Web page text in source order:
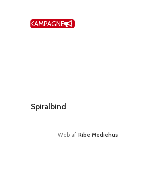
KAMPAGNE
Spiralbind
Web af Ribe Mediehus